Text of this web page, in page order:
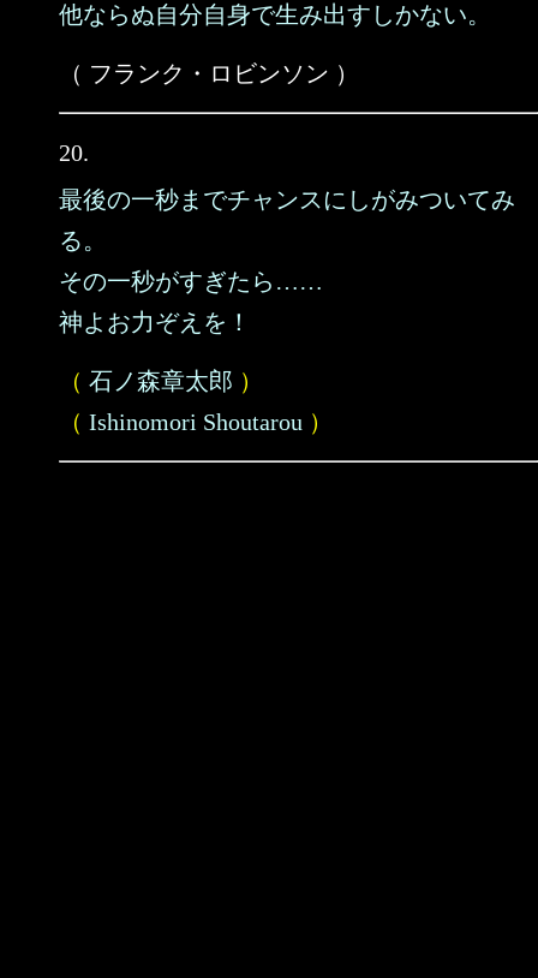
他ならぬ自分自身で生み出すしかない。
（ フランク・ロビンソン ）
20.
最後の一秒までチャンスにしがみついてみ
る。
その一秒がすぎたら……
神よお力ぞえを！
（ 石ノ森章太郎 ）
（ Ishinomori Shoutarou ）